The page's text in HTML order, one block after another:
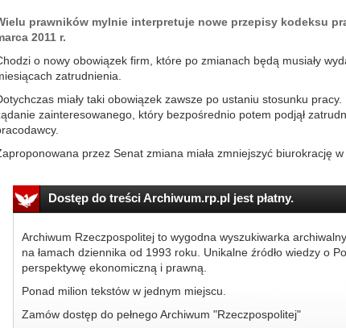
prawników mylnie interpretuje nowe przepisy kodeksu
2011 r.
o nowy obowiązek firm, które po zmianach będą musiały
zatrudnienia.
miały taki obowiązek zawsze po ustaniu stosunku pracy.
zainteresowanego, który bezpośrednio potem podjął
przez Senat zmiana miała zmniejszyć biurokrację w
Dostęp do treści Archiwum.rp.pl jest płatny.
Archiwum Rzeczpospolitej to wygodna wyszukiwarka
na łamach dziennika od 1993 roku. Unikalne źródło wiedzy o
perspektywę ekonomiczną i prawną.
Ponad milion tekstów w jednym miejscu.
Zamów dostęp do pełnego Archiwum "Rzeczpospolitej"